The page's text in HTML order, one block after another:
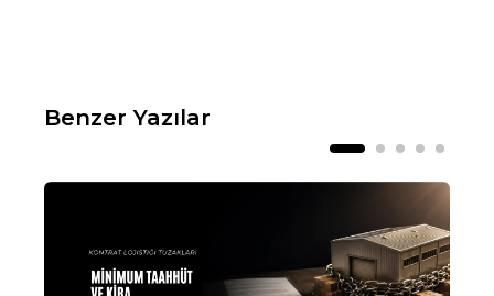
Benzer Yazılar